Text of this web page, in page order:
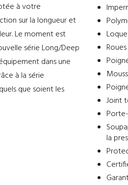
à votre
sur la longueur et
Le moment est
série Long/Deep
dans une
à la série
que soient les
Joint
la